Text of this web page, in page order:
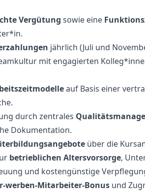
Vergütung sowie eine
jährlich (Juli und
mit engagierten
auf Basis einer
durch zentrales
Dokumentation.
über die
betrieblichen Altersvorsorge,
und kostengünstige
und